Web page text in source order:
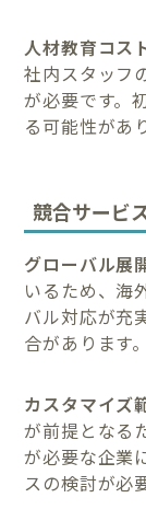
人材教育コス
社内スタッフ
が必要です。
る可能性があ
競合サービ
グローバル展
いるため、海
バル対応が充
合があります。
カスタマイズ
が前提となる
が必要な企業
スの検討が必